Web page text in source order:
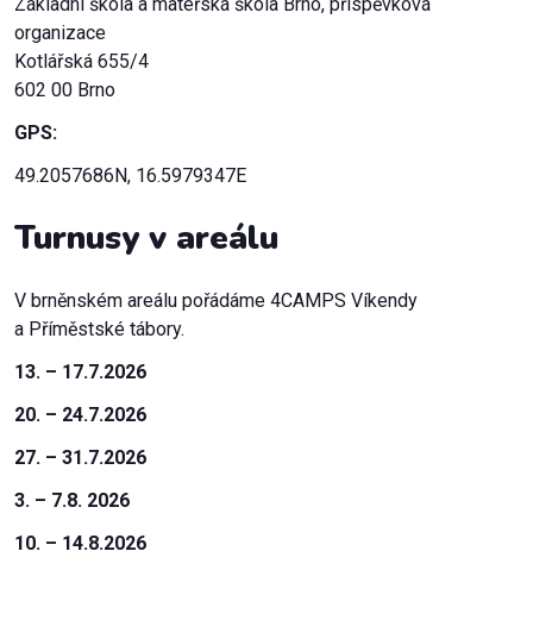
organizace
Kotlářská 655/4
602 00 Brno
GPS:
49.2057686N, 16.5979347E
Turnusy v areálu
V brněnském areálu pořádáme 4CAMPS Víkendy
a Příměstské tábory.
13. – 17.7.2026
20. – 24.7.2026
27. – 31.7.2026
3. – 7.8. 2026
10. – 14.8.2026